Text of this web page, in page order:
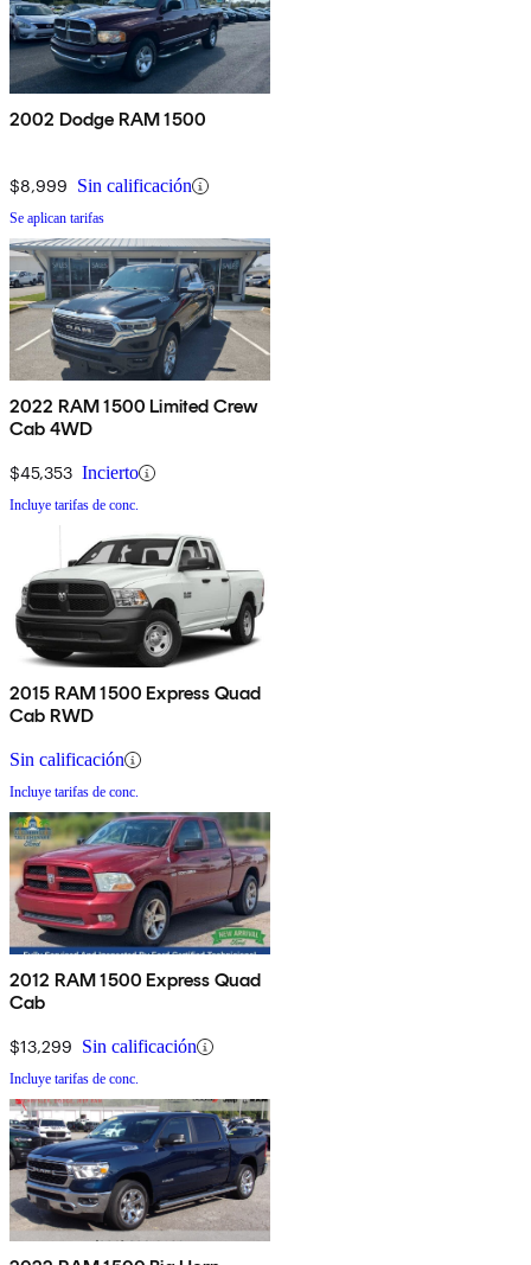
2002 Dodge RAM 1500
$8,999 Sin calificación
Se aplican tarifas
2022 RAM 1500 Limited Crew
Cab 4WD
$45,353 Incierto
Incluye tarifas de conc.
2015 RAM 1500 Express Quad
Cab RWD
Sin calificación
Incluye tarifas de conc.
2012 RAM 1500 Express Quad
Cab
$13,299 Sin calificación
Incluye tarifas de conc.